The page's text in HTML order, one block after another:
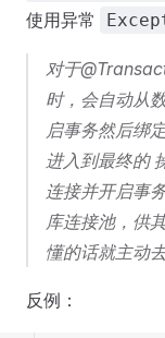
使用异常
对于
时，会自动从
启事务然后绑
进入到最终的
连接并开启事
库连接池，供
懂的话就主动去
反例：